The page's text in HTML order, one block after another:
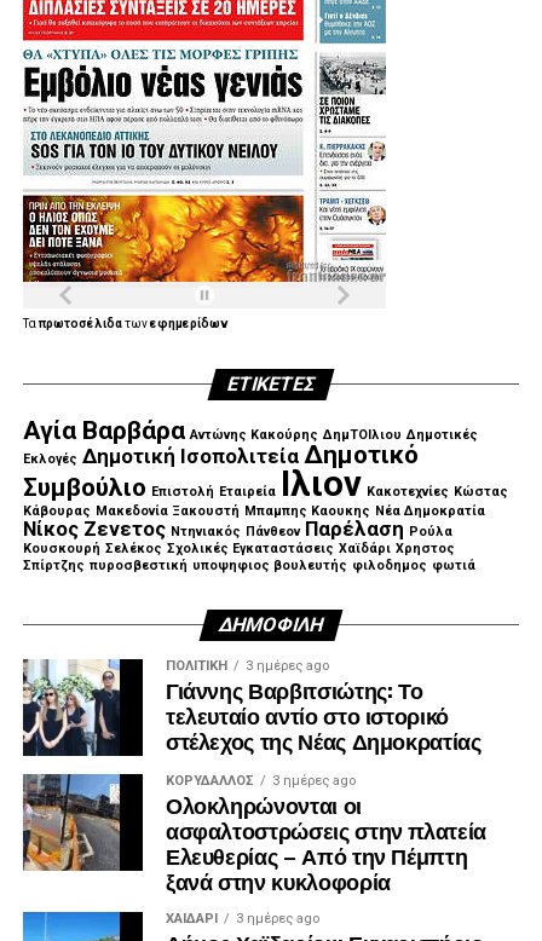
Ταπρωτοσέλιδατωνεφημερίδων
ΕΤΙΚΈΤΕΣ
Αγία Βαρβάρα Αντώνης Κακούρης ΔημΤΟΙλιου Δημοτικές
Εκλογές Δημοτική Ισοπολιτεία Δημοτικό
Συμβούλιο Επιστολή Εταιρεία Ιλιον Κακοτεχνίες Κώστας
Κάβουρας Μακεδονία Ξακουστή Μπαμπης Καουκης Νέα Δημοκρατία
Νίκος Ζενετος Ντηνιακός Πάνθεον Παρέλαση Ρούλα
Κουσκουρή Σελέκος Σχολικές Εγκαταστάσεις Χαϊδάρι Χρηστος
Σπίρτζης πυροσβεστική υποψηφιος βουλευτής φιλοδημος φωτιά
ΔΗΜΟΦΙΛΉ
ΠΟΛΙΤΙΚΉ 3 ημέρες ago
Γιάννης Βαρβιτσιώτης: Το
τελευταίο αντίο στο ιστορικό
στέλεχος της Νέας Δημοκρατίας
ΚΟΡΥΔΑΛΛΟΣ 3 ημέρες ago
Ολοκληρώνονται οι
ασφαλτοστρώσεις στην πλατεία
Ελευθερίας – Από την Πέμπτη
ξανά στην κυκλοφορία
ΧΑΪΔΑΡΙ 3 ημέρες ago